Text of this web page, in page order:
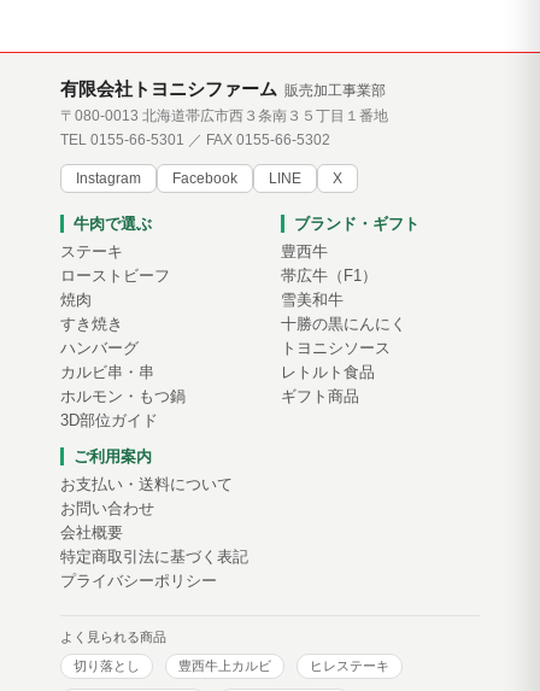
有限会社トヨニシファーム 販売加工事業部
〒080-0013 北海道帯広市西３条南３５丁目１番地
TEL 0155-66-5301 ／ FAX 0155-66-5302
Instagram Facebook LINE X
牛肉で選ぶ
ステーキ
ローストビーフ
焼肉
すき焼き
ハンバーグ
カルビ串・串
ホルモン・もつ鍋
3D部位ガイド
ブランド・ギフト
豊西牛
帯広牛（F1）
雪美和牛
十勝の黒にんにく
トヨニシソース
レトルト食品
ギフト商品
ご利用案内
お支払い・送料について
お問い合わせ
会社概要
特定商取引法に基づく表記
プライバシーポリシー
よく見られる商品
切り落とし
豊西牛上カルビ ヒレステーキ